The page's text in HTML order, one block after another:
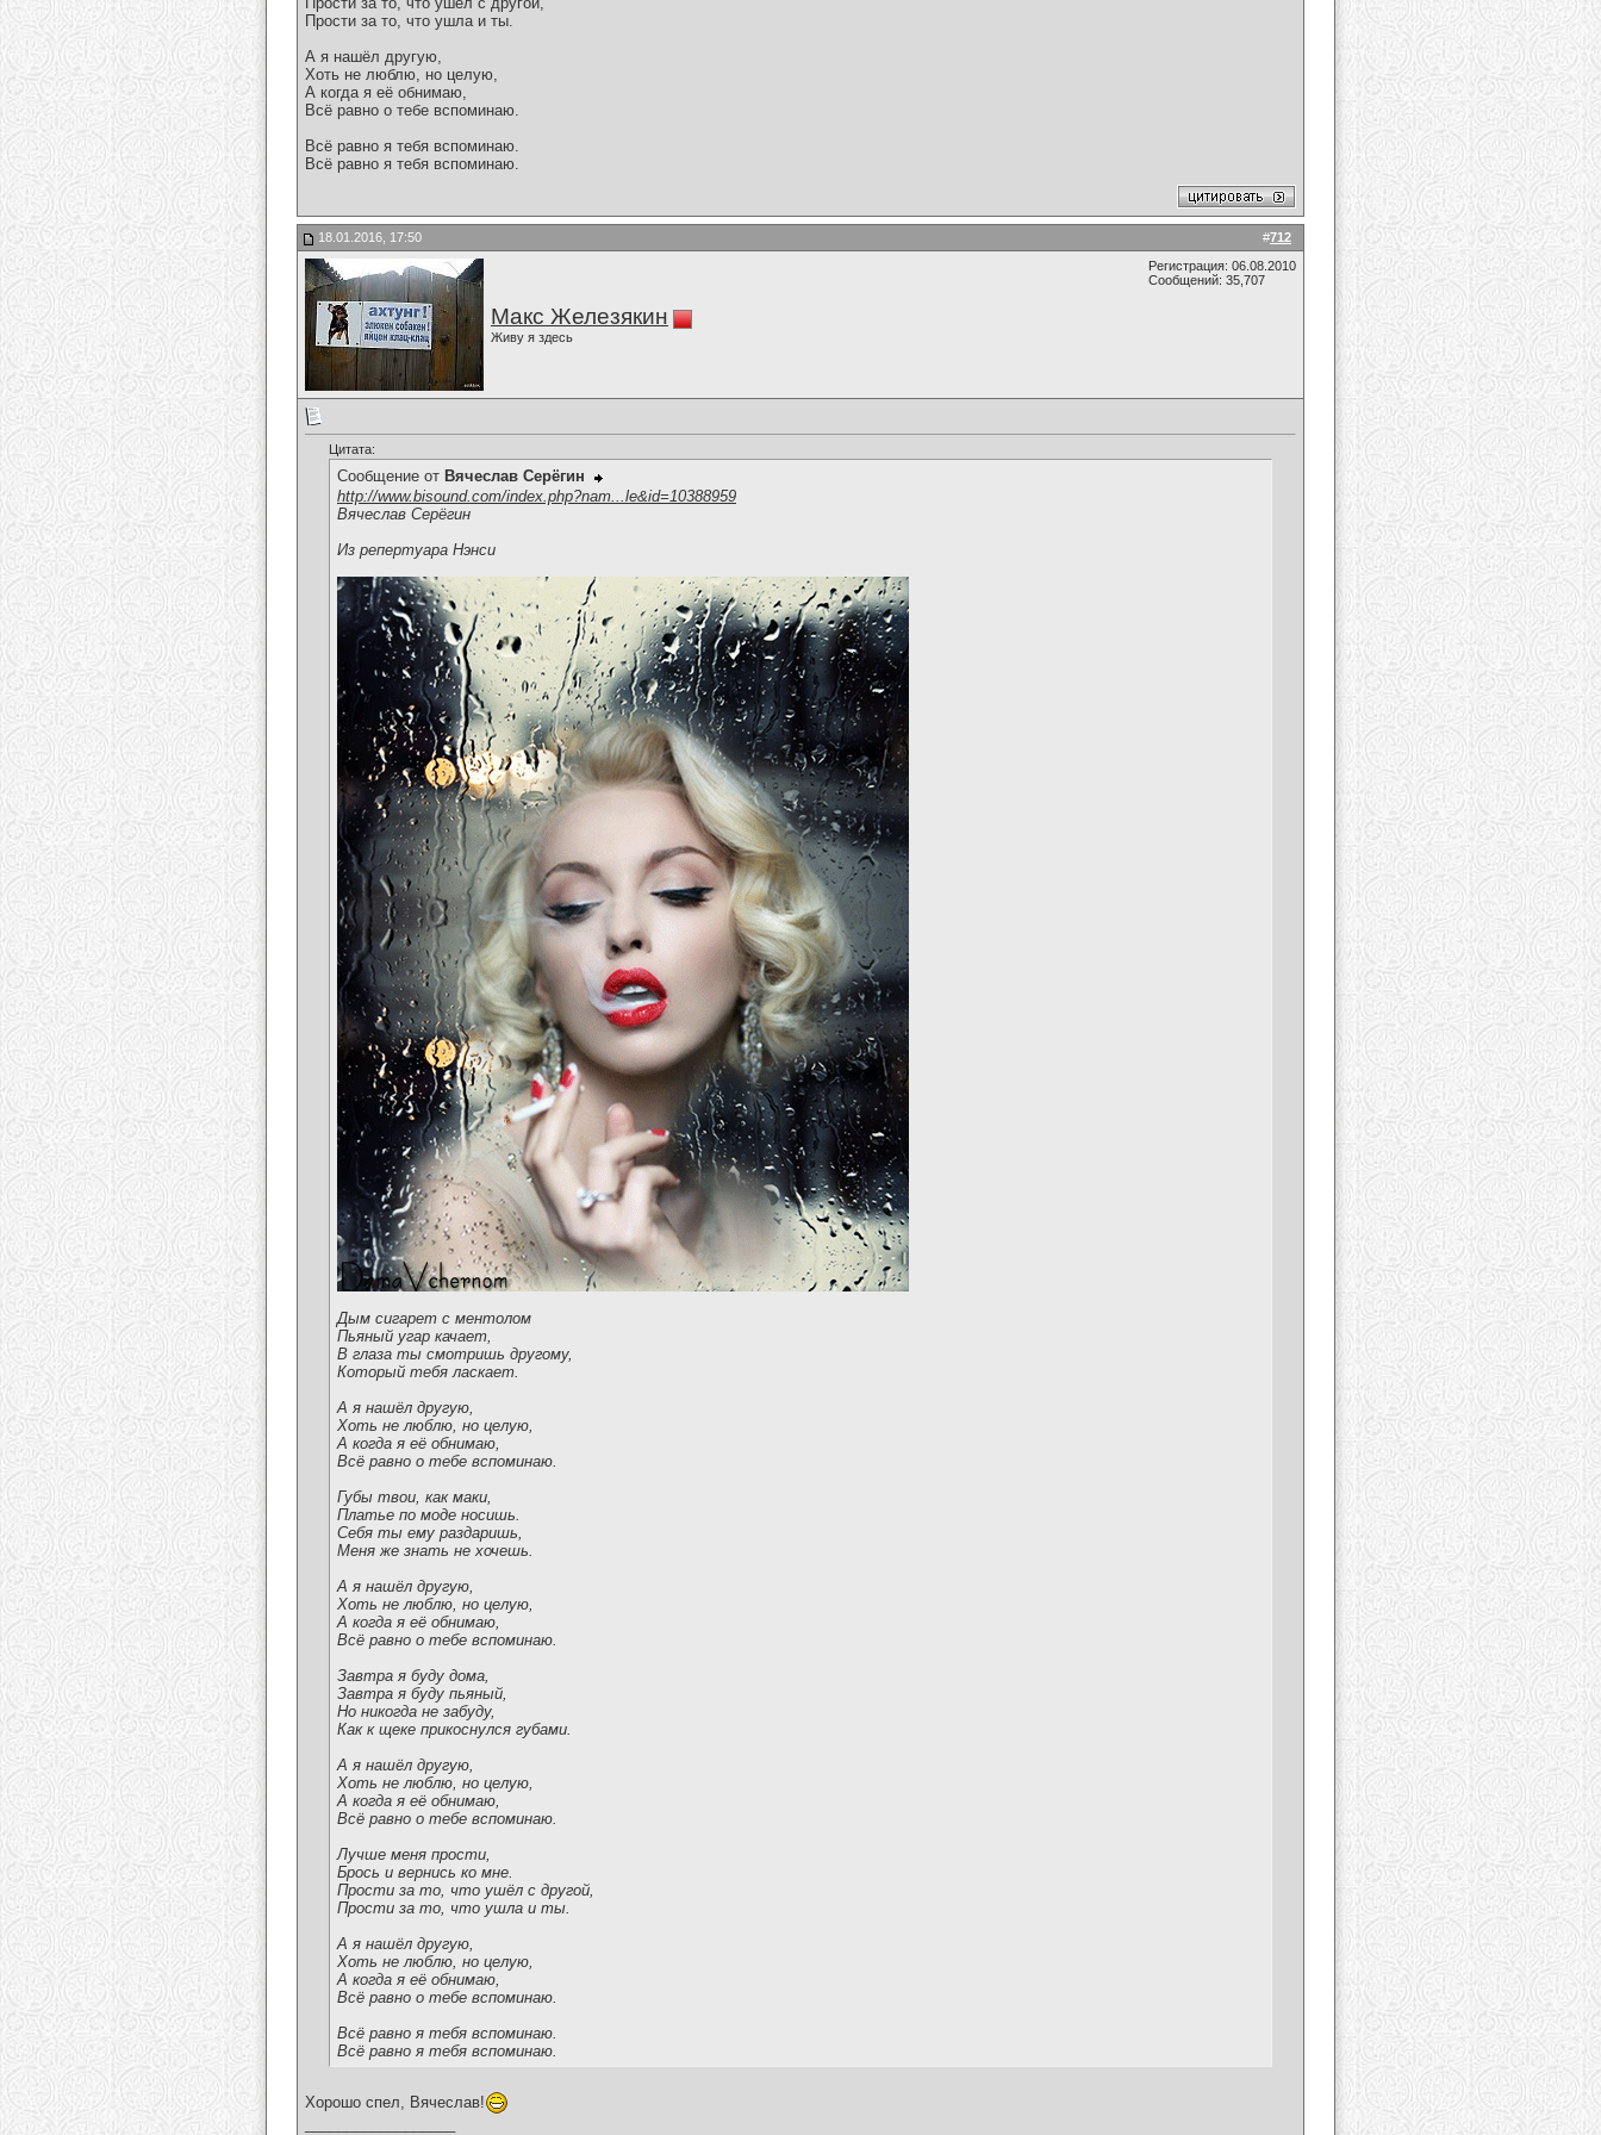
Прости за то, что ушла и ты.
А я нашёл другую,
Хоть не люблю, но целую,
А когда я её обнимаю,
Всё равно о тебе вспоминаю.
Всё равно я тебя вспоминаю.
Всё равно я тебя вспоминаю.
#712
18.01.2016, 17:50
Макс Железякин
Живу я здесь
Регистрация: 06.08.2010
Сообщений: 35,707
Цитата:
Сообщение от Вячеслав Серёгин
http://www.bisound.com/index.php?nam...le&id=10388959
Вячеслав Серёгин
Из репертуара Нэнси
Дым сигарет с ментолом
Пьяный угар качает,
В глаза ты смотришь другому,
Который тебя ласкает.
А я нашёл другую,
Хоть не люблю, но целую,
А когда я её обнимаю,
Всё равно о тебе вспоминаю.
Губы твои, как маки,
Платье по моде носишь.
Себя ты ему раздаришь,
Меня же знать не хочешь.
А я нашёл другую,
Хоть не люблю, но целую,
А когда я её обнимаю,
Всё равно о тебе вспоминаю.
Завтра я буду дома,
Завтра я буду пьяный,
Но никогда не забуду,
Как к щеке прикоснулся губами.
А я нашёл другую,
Хоть не люблю, но целую,
А когда я её обнимаю,
Всё равно о тебе вспоминаю.
Лучше меня прости,
Брось и вернись ко мне.
Прости за то, что ушёл с другой,
Прости за то, что ушла и ты.
А я нашёл другую,
Хоть не люблю, но целую,
А когда я её обнимаю,
Всё равно о тебе вспоминаю.
Всё равно я тебя вспоминаю.
Всё равно я тебя вспоминаю.
Хорошо спел, Вячеслав!